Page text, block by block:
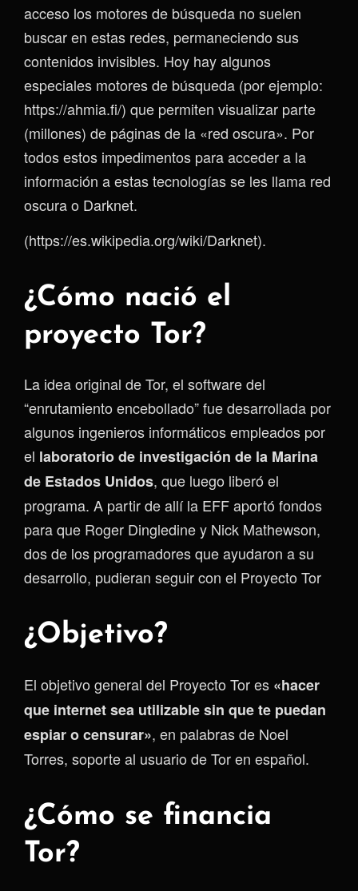
acceso los motores de búsqueda no suelen
buscar en estas redes, permaneciendo sus
contenidos invisibles. Hoy hay algunos
especiales motores de búsqueda (por ejemplo:
https://ahmia.fi/) que permiten visualizar parte
(millones) de páginas de la «red oscura». Por
todos estos impedimentos para acceder a la
información a estas tecnologías se les llama red
oscura o Darknet.
(https://es.wikipedia.org/wiki/Darknet).
¿Cómo nació el
proyecto Tor?
La idea original de Tor, el software del
“enrutamiento encebollado” fue desarrollada por
algunos ingenieros informáticos empleados por
el laboratorio de investigación de la Marina
de Estados Unidos, que luego liberó el
programa. A partir de allí la EFF aportó fondos
para que Roger Dingledine y Nick Mathewson,
dos de los programadores que ayudaron a su
desarrollo, pudieran seguir con el Proyecto Tor
¿Objetivo?
El objetivo general del Proyecto Tor es «hacer
que internet sea utilizable sin que te puedan
espiar o censurar», en palabras de Noel
Torres, soporte al usuario de Tor en español.
¿Cómo se financia
Tor?